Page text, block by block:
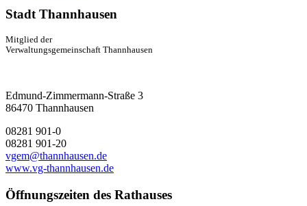
Stadt Thannhausen
Mitglied der
Verwaltungsgemeinschaft Thannhausen
Edmund-Zimmermann-Straße 3
86470 Thannhausen
08281 901-0
08281 901-20
vgem@thannhausen.de
www.vg-thannhausen.de
Öffnungszeiten des Rathauses